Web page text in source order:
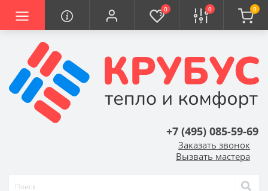
0 0 0
+7 (495) 085-59-69
Заказать звонок
Вызвать мастера